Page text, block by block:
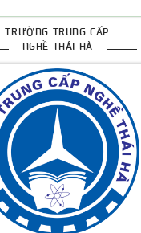
TRƯỜNG TRUNG CẤP
NGHỀ THÁI HÀ